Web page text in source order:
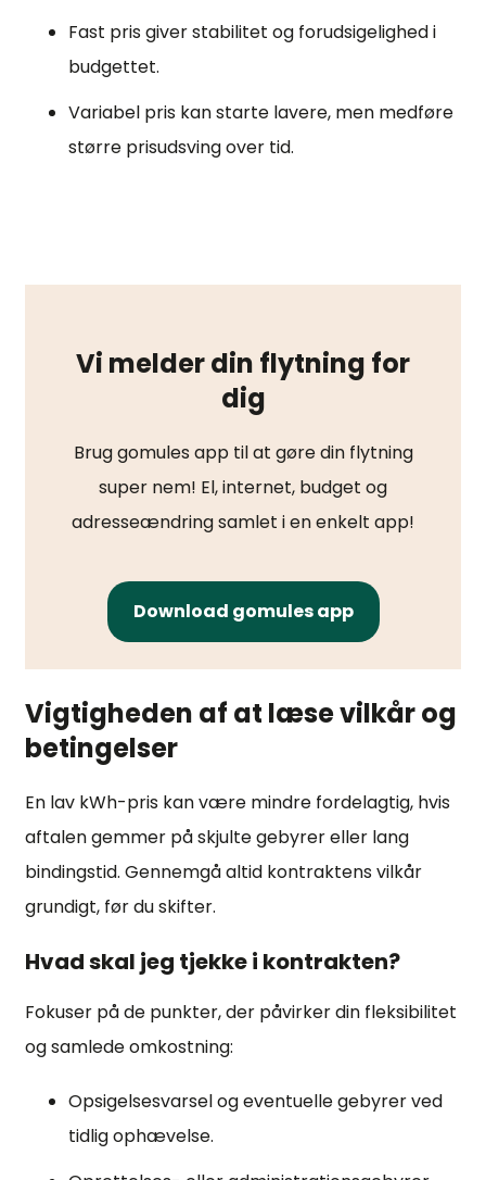
Fast pris giver stabilitet og forudsigelighed i
budgettet.
Variabel pris kan starte lavere, men medføre
større prisudsving over tid.
Vi melder din flytning for
dig
Brug gomules app til at gøre din flytning
super nem! El, internet, budget og
adresseændring samlet i en enkelt app!
Download gomules app
Vigtigheden af at læse vilkår og
betingelser
En lav kWh-pris kan være mindre fordelagtig, hvis
aftalen gemmer på skjulte gebyrer eller lang
bindingstid. Gennemgå altid kontraktens vilkår
grundigt, før du skifter.
Hvad skal jeg tjekke i kontrakten?
Fokuser på de punkter, der påvirker din fleksibilitet
og samlede omkostning:
Opsigelsesvarsel og eventuelle gebyrer ved
tidlig ophævelse.